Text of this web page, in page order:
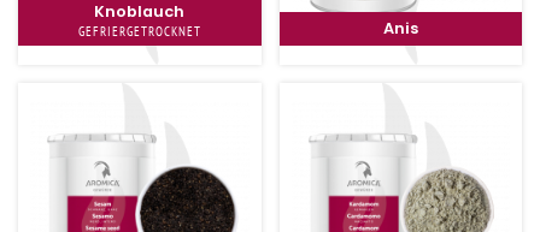
Knoblauch
GEFRIERGETROCKNET Anis